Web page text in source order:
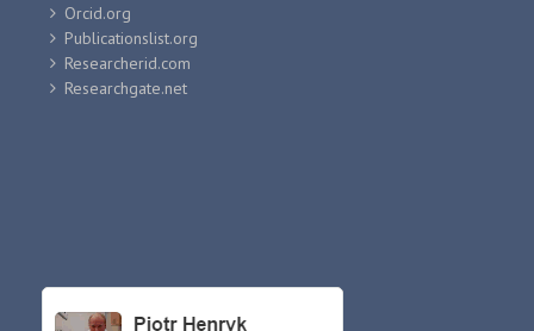
Orcid.org
Publicationslist.org
Researcherid.com
Researchgate.net